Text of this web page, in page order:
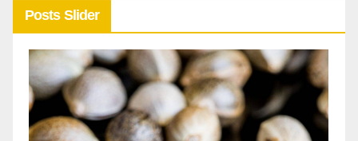
Posts Slider